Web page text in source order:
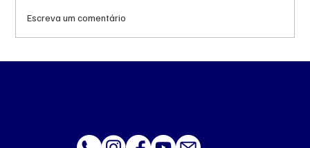
Escreva um comentário